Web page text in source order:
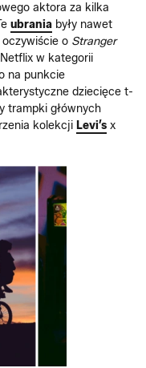
aktora za kilka
ubrania były nawet
o Stranger
w kategorii
na punkcie
dziecięce t-
trampki głównych
kolekcji Levi’s x